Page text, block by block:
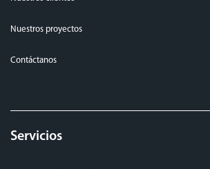
Nuestros proyectos
Contáctanos
Servicios